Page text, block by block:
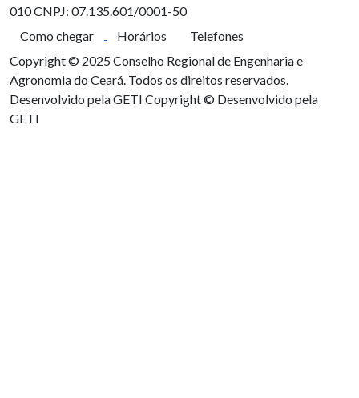
010CNPJ: 07.135.601/0001-50
Como chegar
Horários
Telefones
Copyright © 2025 Conselho Regional de Engenharia e
Agronomia do Ceará. Todos os direitos reservados.
Desenvolvido pela GETI Copyright © Desenvolvido pela
GETI